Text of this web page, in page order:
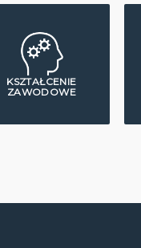
KSZTAŁCENIE
ZAWODOWE